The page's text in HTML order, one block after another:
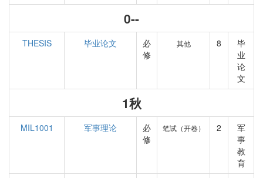
0--
THESIS 毕业论文
必
修
其他 8
毕
业
论
文
1秋
MIL1001 军事理论
必
修
笔试（开卷） 2
军
事
教
育